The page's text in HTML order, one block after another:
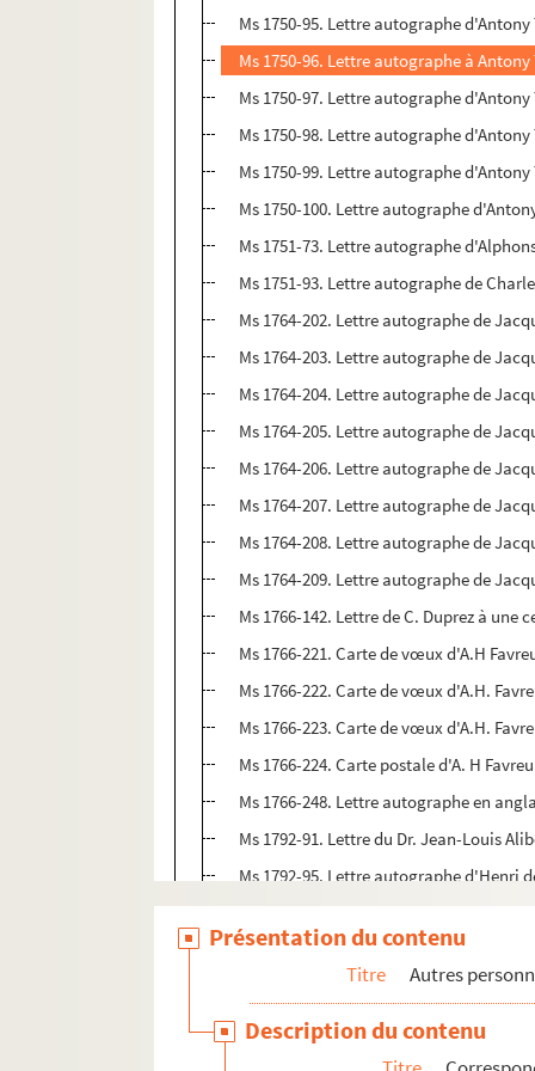
Ms 1750-95. Lettre autographe
Ms 1750-96. Lettre autographe à
Ms 1750-97. Lettre autographe
Ms 1750-98. Lettre autographe
Ms 1750-99. Lettre autographe
Ms 1750-100. Lettre autographe
Ms 1751-73. Lettre autographe
Ms 1751-93. Lettre autographe de
Ms 1764-202. Lettre autographe de
Ms 1764-203. Lettre autographe de
Ms 1764-204. Lettre autographe de
Ms 1764-205. Lettre autographe de
Ms 1764-206. Lettre autographe de
Ms 1764-207. Lettre autographe de
Ms 1764-208. Lettre autographe de
Ms 1764-209. Lettre autographe de
Ms 1766-142. Lettre de C. Duprez à une
Ms 1766-221. Carte de vœux d'A.H
Ms 1766-222. Carte de vœux d'A.H.
Ms 1766-223. Carte de vœux d'A.H.
Ms 1766-224. Carte postale d'A. H
Ms 1766-248. Lettre autographe en
Ms 1792-91. Lettre du Dr. Jean-Louis
Ms 1792-95. Lettre autographe d'Henri
Ms 1792-97. Lettre autographe de
Ms 1792-98. Lettre autographe de
Ms 1792-99. Lettre autographe de
Ms 1792-100. Lettre autographe de
Ms 1792-101. Lettre autographe de
Présentation du contenu
Titre Autres
Description du contenu